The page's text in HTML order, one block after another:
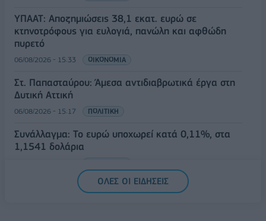
ΥΠΑΑΤ: Αποζημιώσεις 38,1 εκατ. ευρώ σε
κτηνοτρόφους για ευλογιά, πανώλη και αφθώδη
πυρετό
06/08/2026 - 15:33 ΟΙΚΟΝΟΜΙΑ
Στ. Παπασταύρου: Άμεσα αντιδιαβρωτικά έργα στη
Δυτική Αττική
06/08/2026 - 15:17 ΠΟΛΙΤΙΚΗ
Συνάλλαγμα: Το ευρώ υποχωρεί κατά 0,11%, στα
1,1541 δολάρια
ΟΛΕΣ ΟΙ ΕΙΔΗΣΕΙΣ